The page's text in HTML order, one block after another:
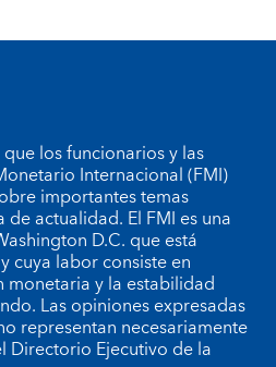
los funcionarios y las
Internacional (FMI)
importantes temas
actualidad. El FMI es una
D.C. que está
cuya labor consiste en
y la estabilidad
Las opiniones expresadas
representan necesariamente
Directorio Ejecutivo de la